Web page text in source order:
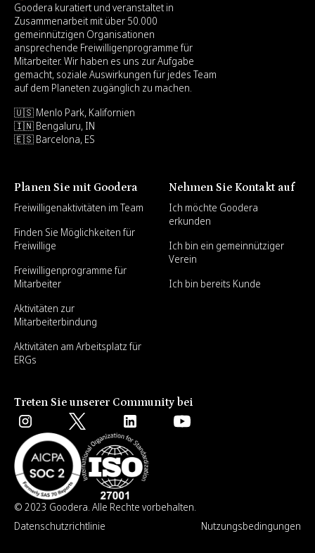
Goodera kuratiert und veranstaltet in
Zusammenarbeit mit über 50.000
gemeinnützigen Organisationen
ansprechende Freiwilligenprogramme für
Mitarbeiter. Wir haben es uns zur Aufgabe
gemacht, soziale Auswirkungen für jedes Team
auf dem Planeten zugänglich zu machen.
🇺🇸 Menlo Park, Kalifornien
🇮🇳 Bengaluru, IN
🇪🇸 Barcelona, ES
Planen Sie mit Goodera
Freiwilligenaktivitäten im Team
Finden Sie Möglichkeiten für
Freiwillige
Freiwilligenprogramme für
Mitarbeiter
Aktivitäten zur
Mitarbeiterbindung
Aktivitäten am Arbeitsplatz für
ERGs
Nehmen Sie Kontakt auf
Ich möchte Goodera
erkunden
Ich bin ein gemeinnütziger
Verein
Ich bin bereits Kunde
Treten Sie unserer Community bei
© 2023 Goodera. Alle Rechte vorbehalten.
Datenschutzrichtlinie
Nutzungsbedingungen